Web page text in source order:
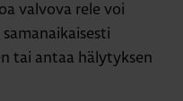
valvova rele voi
tai antaa hälytyksen